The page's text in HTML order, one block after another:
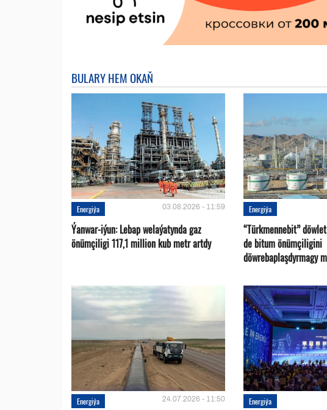
BULARY HEM OKAŇ
Energiýa 03.08.2026 - 11:59
Ýanwar-iýun: Lebap welaýatynda gaz
önümçiligi 117,1 million kub metr artdy
Energiýa
“Türkmennebit”
de bitum önümçiligini
döwrebaplaşdyrmagy
Energiýa 24.07.2026 - 11:50 Energiýa